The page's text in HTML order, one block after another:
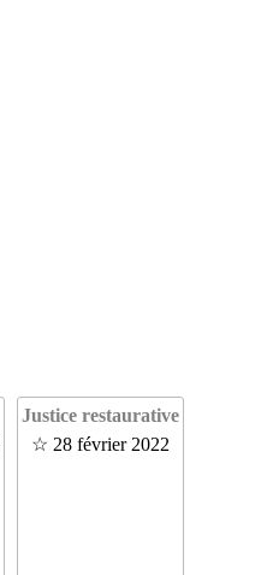
Justice restaurative
☆ 28 février 2022